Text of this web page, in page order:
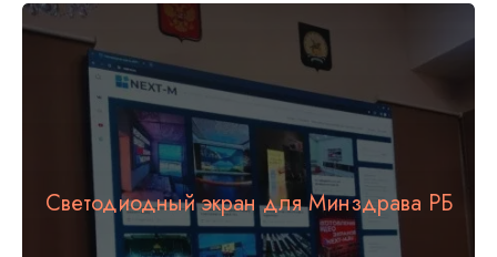
Светодиодный экран для Минздрава РБ